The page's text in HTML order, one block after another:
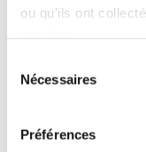
ou qu'ils ont
Nécessaires
Préférences
2